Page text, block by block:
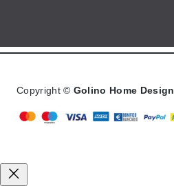
Copyright © Golino Home Design